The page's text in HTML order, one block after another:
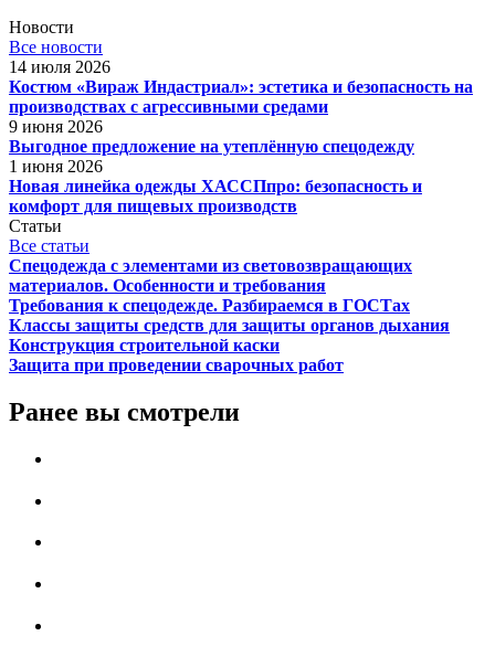
Новости
Все новости
14 июля 2026
Костюм «Вираж Индастриал»: эстетика и безопасность на
производствах с агрессивными средами
9 июня 2026
Выгодное предложение на утеплённую спецодежду
1 июня 2026
Новая линейка одежды ХАССПпро: безопасность и
комфорт для пищевых производств
Статьи
Все статьи
Спецодежда с элементами из световозвращающих
материалов. Особенности и требования
Требования к спецодежде. Разбираемся в ГОСТах
Классы защиты средств для защиты органов дыхания
Конструкция строительной каски
Защита при проведении сварочных работ
Ранее вы смотрели